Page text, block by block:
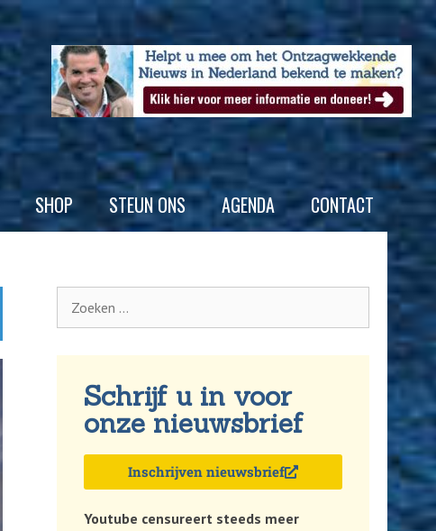
SHOP STEUN ONS AGENDA CONTACT
Schrijf u in voor
onze nieuwsbrief
Inschrijven nieuwsbrief
Youtube censureert steeds meer